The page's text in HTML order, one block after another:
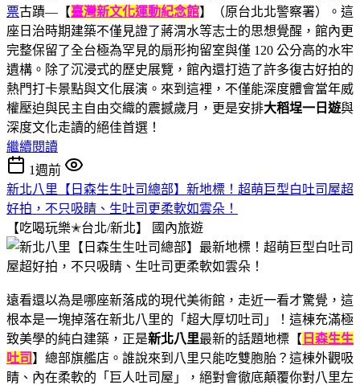
票古蹟—【臺灣新文化運動紀念館】（原台北北警察署）。這
座日治時期建築不僅見證了蔣渭水等志士的思想覺醒，館內更
完整保留了全台極為罕見的扇形拘留室與僅 120 公分高的水牢
遺構。除了沉浸式的歷史展覽，館內還打造了許多復古好拍的
熱門打卡景點與文化展演。來到這裡，不僅能深度體會當年威
權壓迫與民主自由交織的震撼歲月，更是安排大稻埕一日遊與
深度文化走讀的絕佳首選！
繼續閱讀
1週前
新北八里【日森生生吐司總部】新地標！超萌巨型白吐司屋超
好拍，不只吸睛、生吐司更柔軟如雲朵！
【吃喝玩樂✭台北/新北】
國內旅遊
遠看還以為是哪座新落成的現代美術館，走近一看才驚覺，這
根本是一塊掉落在新北八里的「超大厚切吐司」！這棟充滿極
致美學的純白建築，正是新北八里最新的話題地標【 日森生生
吐司 】總部旗艦店。誰說來到八里只能吃雙胞胎？這棟外觀吸
睛、內在柔軟的「巨人吐司屋」，絕對會徹底顛覆你對八里左